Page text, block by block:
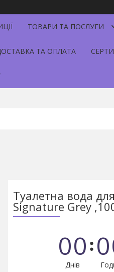
ТОВАРИ ТА ПОСЛУГИ
ТА ОПЛАТА
Туалетна вода
Signature Grey
00
Днів
0